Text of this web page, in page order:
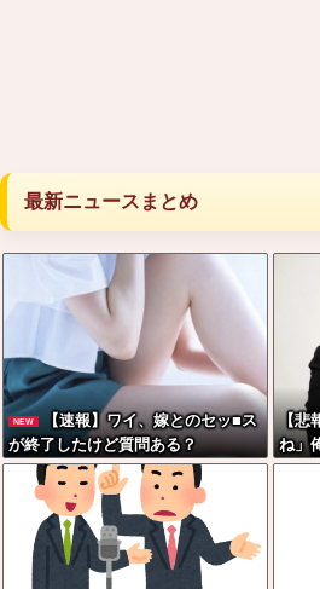
最新ニュースまとめ
NEW
【速報】ワイ、嫁とのセッ■ス
が終了したけど質問ある？
【悲
ね」
計
『
な？